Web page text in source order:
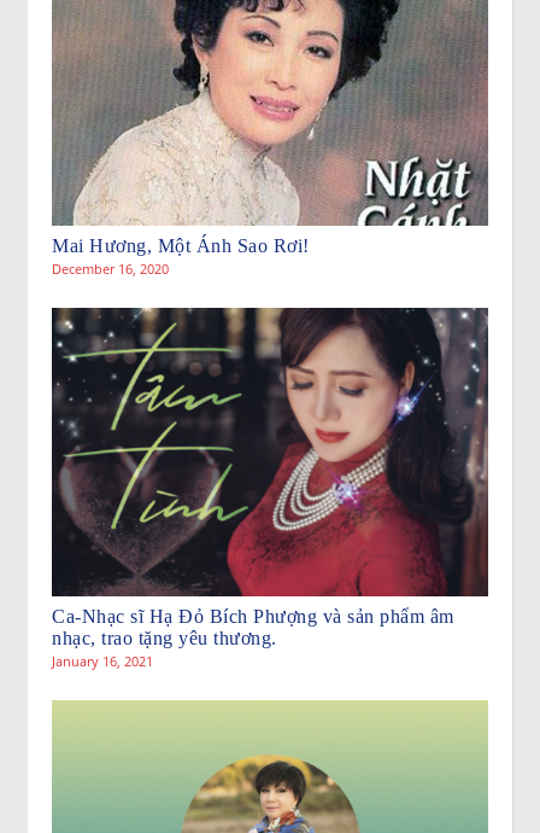
Mai Hương, Một Ánh Sao Rơi!
December 16, 2020
Ca-Nhạc sĩ Hạ Đỏ Bích Phượng và sản phẩm âm
nhạc, trao tặng yêu thương.
January 16, 2021